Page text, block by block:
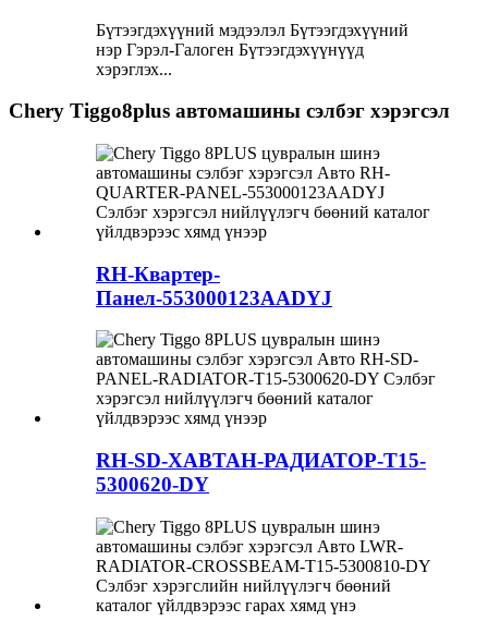
Бүтээгдэхүүний мэдээлэл Бүтээгдэхүүний
нэр Гэрэл-Галоген Бүтээгдэхүүнүүд
хэрэглэх...
Chery Tiggo8plus автомашины сэлбэг хэрэгсэл
RH-Квартер-
Панел-553000123AADYJ
RH-SD-ХАВТАН-РАДИАТОР-T15-
5300620-DY